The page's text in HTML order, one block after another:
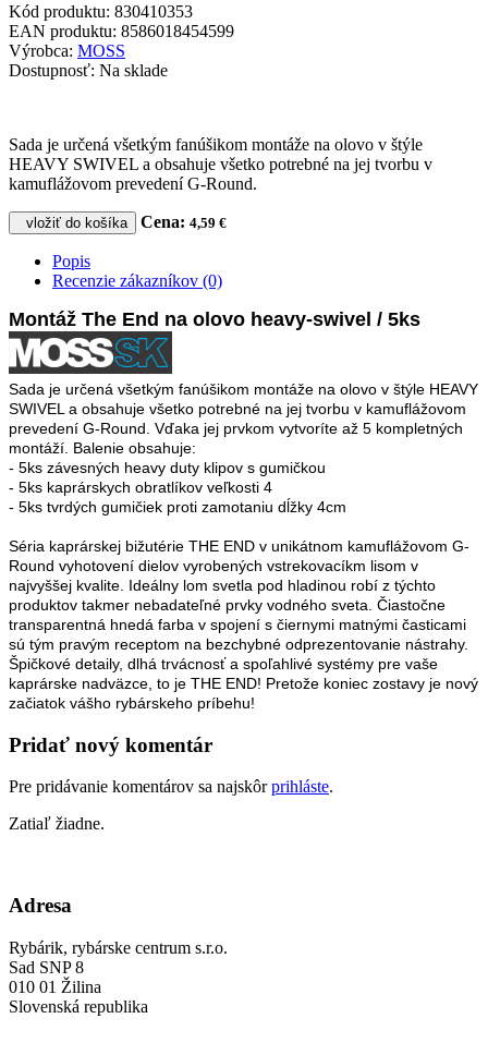
Kód produktu: 830410353
EAN produktu: 8586018454599
Výrobca: MOSS
Dostupnosť: Na sklade
Sada je určená všetkým fanúšikom montáže na olovo v štýle
HEAVY SWIVEL a obsahuje všetko potrebné na jej tvorbu v
kamuflážovom prevedení G-Round.
vložiť do košíka Cena: 4,59 €
Popis
Recenzie zákazníkov (0)
Montáž The End na olovo heavy-swivel / 5ks
Sada je určená všetkým fanúšikom montáže na olovo v štýle HEAVY
SWIVEL a obsahuje všetko potrebné na jej tvorbu v kamuflážovom
prevedení G-Round. Vďaka jej prvkom vytvoríte až 5 kompletných
montáží. Balenie obsahuje:
- 5ks závesných heavy duty klipov s gumičkou
- 5ks kaprárskych obratlíkov veľkosti 4
- 5ks tvrdých gumičiek proti zamotaniu dĺžky 4cm
Séria kaprárskej bižutérie THE END v unikátnom kamuflážovom G-
Round vyhotovení dielov vyrobených vstrekovacíkm lisom v
najvyššej kvalite. Ideálny lom svetla pod hladinou robí z týchto
produktov takmer nebadateľné prvky vodného sveta. Čiastočne
transparentná hnedá farba v spojení s čiernymi matnými časticami
sú tým pravým receptom na bezchybné odprezentovanie nástrahy.
Špičkové detaily, dlhá trvácnosť a spoľahlivé systémy pre vaše
kaprárske nadväzce, to je THE END! Pretože koniec zostavy je nový
začiatok vášho rybárskeho príbehu!
Pridať nový komentár
Pre pridávanie komentárov sa najskôrprihláste.
Zatiaľ žiadne.
Adresa
Rybárik, rybárske centrum s.r.o.
Sad SNP 8
010 01 Žilina
Slovenská republika